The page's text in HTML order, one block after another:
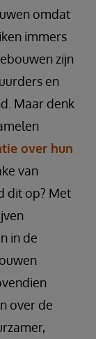
omdat
immers
zijn
en
Maar denk
over hun
van
dit op? Met
in de
over de